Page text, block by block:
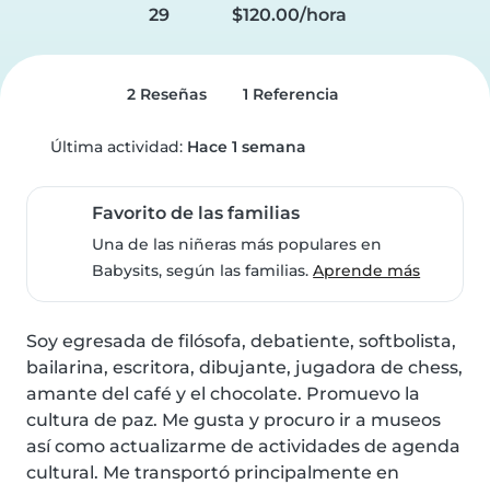
29
$120.00/hora
2 Reseñas 1 Referencia
Última actividad: Hace 1 semana
Favorito de las familias
Una de las niñeras más populares en
Babysits, según las familias.Aprende más
Soy egresada de filósofa, debatiente, softbolista,
bailarina, escritora, dibujante, jugadora de chess,
amante del café y el chocolate. Promuevo la
cultura de paz. Me gusta y procuro ir a museos
así como actualizarme de actividades de agenda
cultural. Me transportó principalmente en